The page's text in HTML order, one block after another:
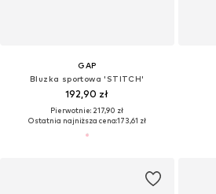
GAP
Bluzka sportowa 'STITCH'
192,90 zł
Pierwotnie: 217,90 zł
Ostatnia najniższa cena:173,61 zł